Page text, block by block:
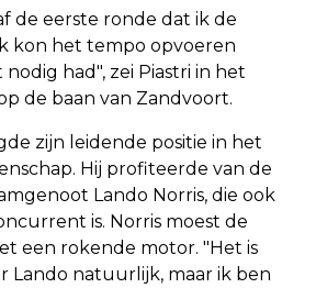
de eerste ronde dat ik de
kon het tempo opvoeren
had", zei Piastri in het
de baan van Zandvoort.
zijn leidende positie in het
Hij profiteerde van de
Lando Norris, die ook
is. Norris moest de
een rokende motor. "Het is
Lando natuurlijk, maar ik ben